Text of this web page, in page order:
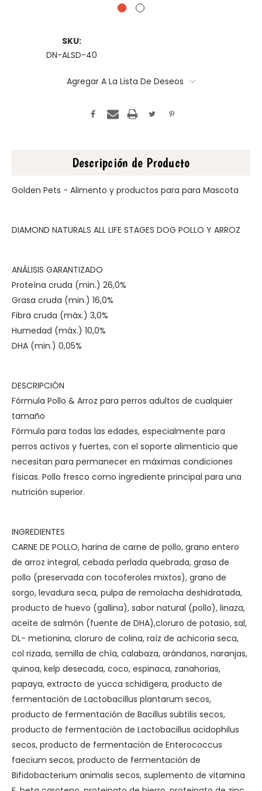
SKU:
DN-ALSD-40
Disponibles:
Agregar A La Lista De Deseos
Descripción de Producto
Golden Pets - Alimento y productos para para Mascota
DIAMOND NATURALS ALL LIFE STAGES DOG POLLO Y ARROZ
ANÁLISIS GARANTIZADO
Proteína cruda (min.) 26,0%
Grasa cruda (min.) 16,0%
Fibra cruda (máx.) 3,0%
Humedad (máx.) 10,0%
DHA (min.) 0,05%
DESCRIPCIÓN
Fórmula Pollo & Arroz para perros adultos de cualquier
tamaño
Fórmula para todas las edades, especialmente para
perros activos y fuertes, con el soporte alimenticio que
necesitan para permanecer en máximas condiciones
físicas. Pollo fresco como ingrediente principal para una
nutrición superior.
INGREDIENTES
CARNE DE POLLO, harina de carne de pollo, grano entero
de arroz integral, cebada perlada quebrada, grasa de
pollo (preservada con tocoferoles mixtos), grano de
sorgo, levadura seca, pulpa de remolacha deshidratada,
producto de huevo (gallina), sabor natural (pollo), linaza,
aceite de salmón (fuente de DHA),cloruro de potasio, sal,
DL- metionina, cloruro de colina, raíz de achicoria seca,
col rizada, semilla de chía, calabaza, arándanos, naranjas,
quinoa, kelp desecada, coco, espinaca, zanahorias,
papaya, extracto de yucca schidigera, producto de
fermentación de Lactobacillus plantarum secos,
producto de fermentación de Bacillus subtilis secos,
producto de fermentación de Lactobacillus acidophilus
secos, producto de fermentación de Enterococcus
faecium secos, producto de fermentación de
Bifidobacterium animalis secos, suplemento de vitamina